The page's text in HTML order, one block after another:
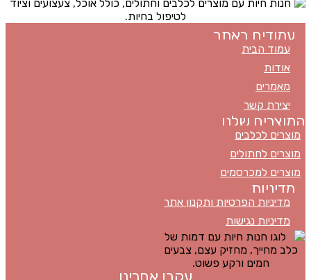
עמודים באתר
עמוד הבית
אודות
מאמרים
יצירת קשר
המוצרים שלנו
מוצרים לכלבים
מוצרים לחתולים
מוצרים למכרסמים
מדיניות
מדיניות הפרטיות ותקנון אתר
מדיניות נגישות